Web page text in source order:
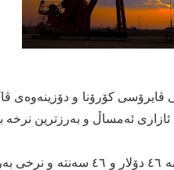
ڤایرۆسی کۆرۆنا و
و بەرزترین نرخە بە بەروارد بە ٧
نرخی بەرمیلێک نەوتی خاوی برێنت لە